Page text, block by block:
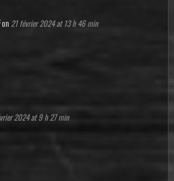
on 21 février 2024 at 13 h 46 min
2024 at 9 h 27 min